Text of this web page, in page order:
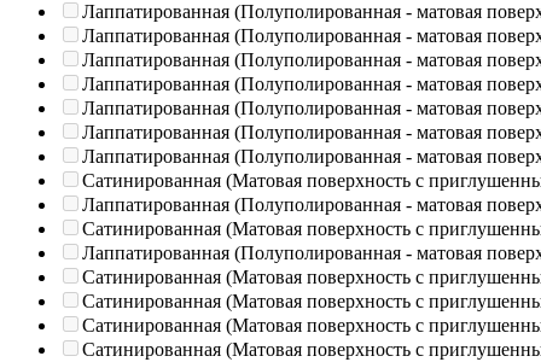
Лаппатированная (Полуполированная - матовая
Лаппатированная (Полуполированная - матовая
Лаппатированная (Полуполированная - матовая
Лаппатированная (Полуполированная - матовая
Лаппатированная (Полуполированная - матовая
Лаппатированная (Полуполированная - матовая
Лаппатированная (Полуполированная - матовая
Сатинированная (Матовая поверхность с
Лаппатированная (Полуполированная - матовая
Сатинированная (Матовая поверхность с
Лаппатированная (Полуполированная - матовая
Сатинированная (Матовая поверхность с
Сатинированная (Матовая поверхность с
Сатинированная (Матовая поверхность с
Сатинированная (Матовая поверхность с